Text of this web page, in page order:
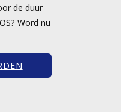
de duur
Word nu